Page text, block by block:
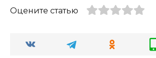
Оцените статью